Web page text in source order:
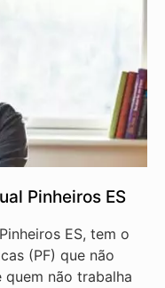
Pinheiros ES
ES, tem o
(PF) que não
quem não trabalha